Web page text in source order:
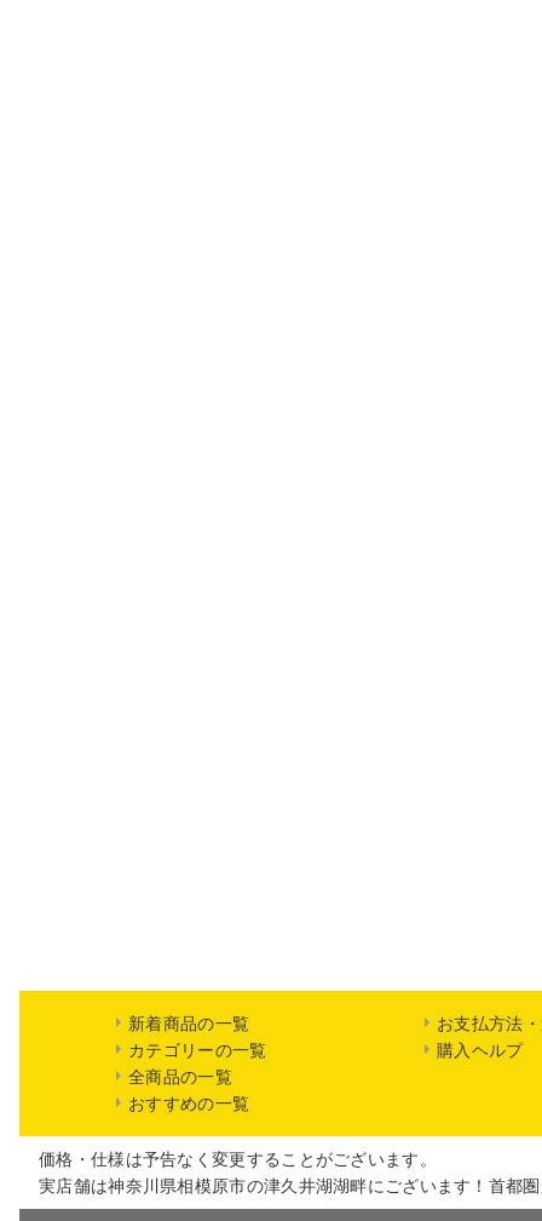
新着商品の一覧
カテゴリーの一覧
全商品の一覧
おすすめの一覧
お支払方法
購入ヘルプ
価格・仕様は予告なく変更することがございます。
実店舗は神奈川県相模原市の津久井湖湖畔にございます！首都